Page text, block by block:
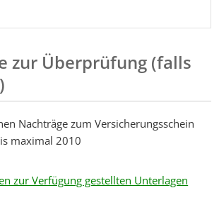
zur Überprüfung (falls
Nachträge zum Versicherungsschein
maximal 2010
zur Verfügung gestellten Unterlagen